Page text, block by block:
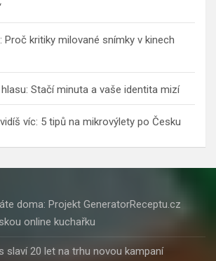
Proč kritiky milované snímky v kinech
Stačí minuta a vaše identita mizí
víc: 5 tipů na mikrovýlety po Česku
doma: Projekt GeneratorReceptu.cz
online kuchařku
slaví 20 let na trhu novou kampaní